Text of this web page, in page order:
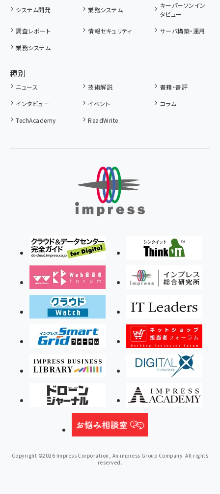
システム開発 業務システム
キーパーソンイン
タビュー
調査レポート
情報セキュリティ
サーバ構築・運用
業務システム
種別
ニュース 技術解説
書籍・書評
インタビュー
イベント
コラム
TechAcademy
ReadWrite
Copyright ©2026 Impress Corporation, An impress Group Company. All rights
reserved.